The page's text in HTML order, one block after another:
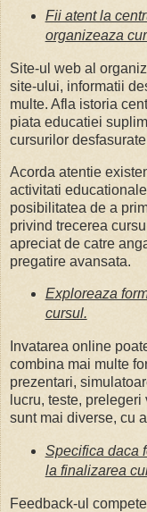
Fii atent la
organizeaza
Site-ul web al
site-ului, informatii
multe. Afla istoria
piata educatiei
cursurilor
Acorda atentie
activitati
posibilitatea de a
privind trecerea
apreciat de catre
pregatire avansata.
Exploreaza
cursul.
Invatarea online
combina mai multe
prezentari,
lucru, teste,
sunt mai diverse, cu
Specifica daca
la finalizarea
Feedback-ul